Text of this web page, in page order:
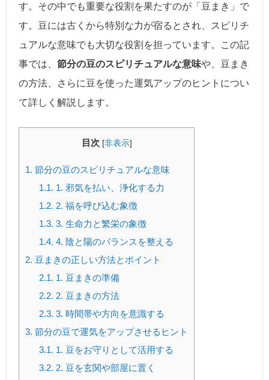
す。その中でも重要な役割を果たすのが「豆まき」で
す。豆には古くから特別な力が宿るとされ、スピリチ
ュアルな意味でも大切な役割を担っています。この記
事では、 節分の豆のスピリチュアルな意味や、豆まき
の方法、さらに豆を使った運気アップのヒントについ
て詳しく解説します。
目次 [非表示]
1. 節分の豆のスピリチュアルな意味
1.1. 1. 邪気を払い、浄化する力
1.2. 2. 福を呼び込む象徴
1.3. 3. 生命力と繁栄の象徴
1.4. 4. 陰と陽のバランスを整える
2. 豆まきの正しい方法とポイント
2.1. 1. 豆まきの準備
2.2. 2. 豆まきの方法
2.3. 3. 時間帯や方向を意識する
3. 節分の豆で運気をアップさせるヒント
3.1. 1. 豆をお守りとして活用する
3.2. 2. 豆を玄関や部屋に置く